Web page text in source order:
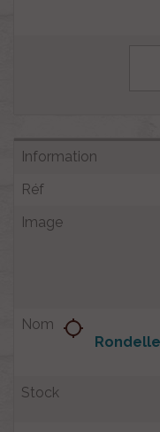
location_searching